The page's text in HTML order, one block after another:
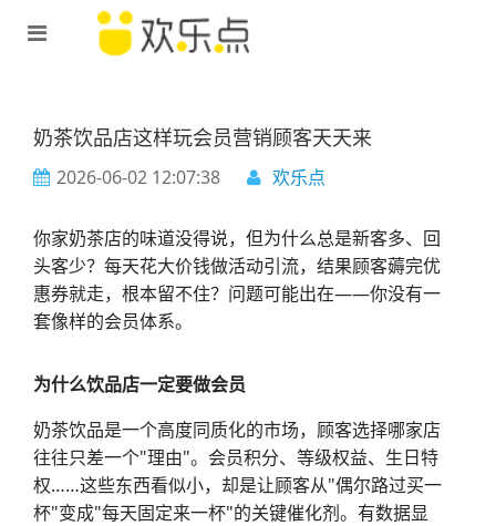
奶茶饮品店这样玩会员营销顾客天天来
2026-06-02 12:07:38 欢乐点
你家奶茶店的味道没得说，但为什么总是新客多、回
头客少？每天花大价钱做活动引流，结果顾客薅完优
惠券就走，根本留不住？问题可能出在——你没有一
套像样的会员体系。
为什么饮品店一定要做会员
奶茶饮品是一个高度同质化的市场，顾客选择哪家店
往往只差一个"理由"。会员积分、等级权益、生日特
权……这些东西看似小，却是让顾客从"偶尔路过买一
杯"变成"每天固定来一杯"的关键催化剂。有数据显